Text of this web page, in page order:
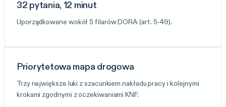
32 pytania, 12 minut
Uporządkowane wokół 5 filarów DORA (art. 5-49).
Priorytetowa mapa drogowa
Trzy największe luki z szacunkiem nakładu pracy i kolejnymi
krokami zgodnymi z oczekiwaniami KNF.